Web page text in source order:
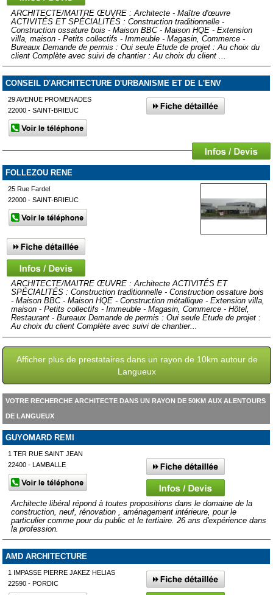
ARCHITECTE/MAITRE ŒUVRE : Architecte - Maître d'œuvre
ACTIVITÉS ET SPÉCIALITÉS : Construction traditionnelle -
Construction ossature bois - Maison BBC - Maison HQE - Extension
villa, maison - Petits collectifs - Immeuble - Magasin, Commerce -
Bureaux Demande de permis : Oui seule Etude de projet : Au choix du
client Complète avec suivi de chantier : Au choix du client ...
CONSEIL D'ARCHITECTURE D'URBANISME ET DE L'ENV
29 AVENUE PROMENADES
22000 - SAINT-BRIEUC
FOLLEZOU RENE
25 Rue Fardel
22000 - SAINT-BRIEUC
ARCHITECTE/MAITRE ŒUVRE : Architecte ACTIVITÉS ET
SPÉCIALITÉS : Construction traditionnelle - Construction ossature bois
- Maison BBC - Maison HQE - Construction métallique - Extension villa,
maison - Petits collectifs - Immeuble - Magasin, Commerce - Hôtel,
Restaurant - Bureaux Demande de permis : Oui seule Etude de projet :
Au choix du client Complète avec suivi de chantier...
Afficher plus de prestataires dans un rayon de 10km autour de
Langueux
VOTRE RECHERCHE ARCHITECTE DANS UN RAYON DE 50KM AUX ALENTOURS
DE LANGUEUX
GUYOMARD REMI
1 TER RUE SAINT JEAN
22400 - LAMBALLE
Architecte libéral répond à toutes propositions dans le domaine de la
construction, neuf, rénovation , aménagement intérieure, pour le
particulier comme pour du public et le tertiaire. 26 ans d'expérience dans
la profession.
AMD ARCHITECTURE
1 IMPASSE PIERRE JAKEZ HELIAS
22590 - PORDIC